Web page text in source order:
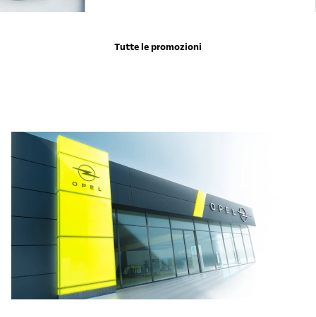
Tutte le promozioni